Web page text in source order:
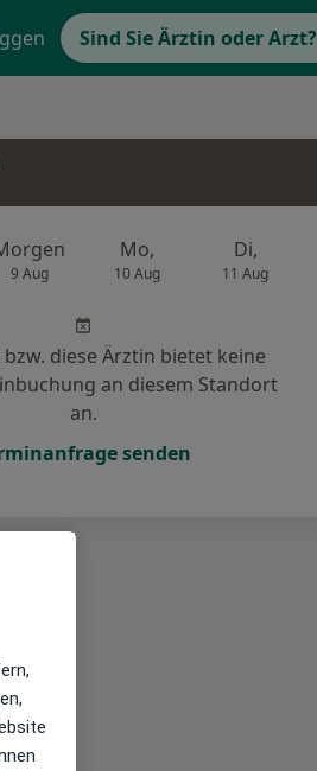
Sind Sie Ärztin oder Arzt?
9 Aug
Mo,
10 Aug
Di,
11 Aug
diese Ärztin bietet keine
an diesem Standort
an.
senden